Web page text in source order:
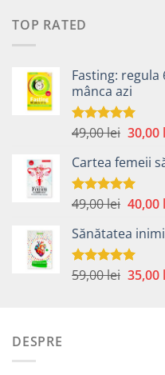
TOP RATED
Fasting: regula
mânca azi
Evaluat la
5.00
49,00lei Prețul
a
fost:
49,00
30,00
Cartea femeii
Evaluat la
5.00
49,00lei Prețul
a
fost:
49,00
40,00
Sănătatea
Evaluat la
5.00
59,00lei Prețul
35,00
DESPRE